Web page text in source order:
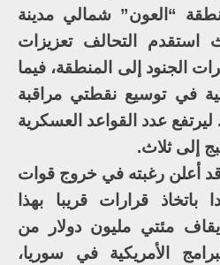
“العون” شمالي مدينة
التحالف تعزيزات
الجنود إلى المنطقة، فيما
في توسيع نقطتي مراقبة
عدد القواعد العسكرية
إلى ثلاث.
أعلن رغبته في خروج قوات
باتخاذ قرارات قريبا بهذا
مئتي مليون دولار من
الأمريكية في سوريا،